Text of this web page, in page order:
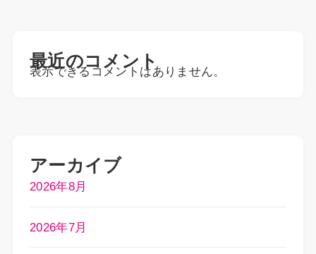
最近のコメント
表示できるコメントはありません。
アーカイブ
2026年8月
2026年7月